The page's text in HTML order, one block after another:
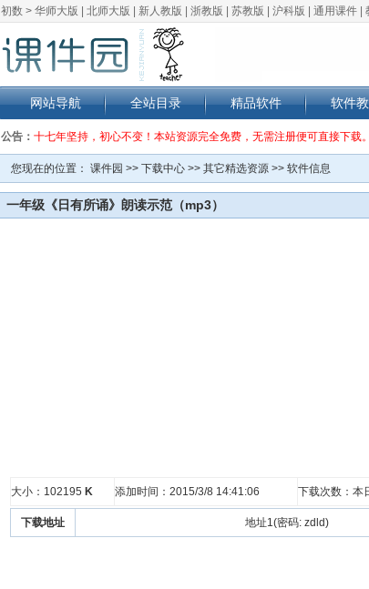
初数 > 华师大版 北师大版 新人教版 浙教版 苏教版 沪科版 通用课件
网站导航 全站目录 精品软件 软件
公告： 十七年坚持，初心不变！本站资源完全免费，无需注册便可直接下载
您现在的位置： 课件园 >> 下载中心 >> 其它精选资源 >> 软件信息
一年级《日有所诵》朗读示范（mp3）
大小：102195 K 添加时间：2015/3/8 14:41:06 下载次数：本
下载地址 地址1(密码: zdld)